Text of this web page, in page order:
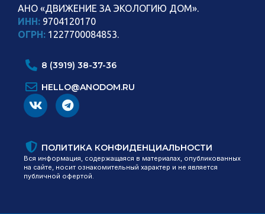
АНО «ДВИЖЕНИЕ ЗА ЭКОЛОГИЮ ДОМ».
ИНН: 9704120170
ОГРН: 1227700084853.
8 (3919) 38-37-36
HELLO@ANODOM.RU
ПОЛИТИКА КОНФИДЕНЦИАЛЬНОСТИ
Вся информация, содержащаяся в материалах, опубликованных
на сайте, носит ознакомительный характер и не является
публичной офертой.